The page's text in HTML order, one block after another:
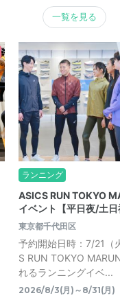
一覧を見る
ランニング
ASICS RUN TOKYO
イベント【平日夜/土
東京都千代田区
予約開始日時：7/21（
S RUN TOKYO
れるランニングイベ...
2026/8/3(月)～8/31(月)